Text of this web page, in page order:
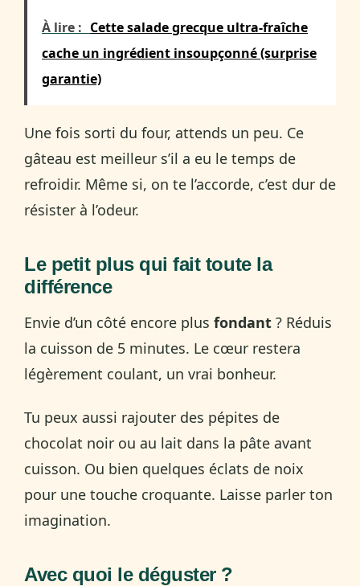
À lire : Cette salade grecque ultra-fraîche
cache un ingrédient insoupçonné (surprise
garantie)
Une fois sorti du four, attends un peu. Ce
gâteau est meilleur s’il a eu le temps de
refroidir. Même si, on te l’accorde, c’est dur de
résister à l’odeur.
Le petit plus qui fait toute la
différence
Envie d’un côté encore plus fondant ? Réduis
la cuisson de 5 minutes. Le cœur restera
légèrement coulant, un vrai bonheur.
Tu peux aussi rajouter des pépites de
chocolat noir ou au lait dans la pâte avant
cuisson. Ou bien quelques éclats de noix
pour une touche croquante. Laisse parler ton
imagination.
Avec quoi le déguster ?